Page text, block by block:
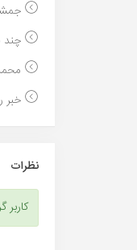
چند
خبر
نظرات